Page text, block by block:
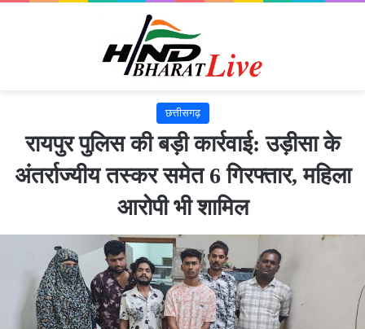
छत्तीसगढ़
रायपुर पुलिस की बड़ी कार्रवाई: उड़ीसा के
अंतर्राज्यीय तस्कर समेत 6 गिरफ्तार, महिला
आरोपी भी शामिल